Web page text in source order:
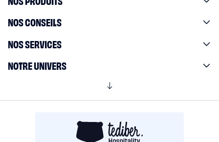
NOS CONSEILS
NOS SERVICES
NOTRE UNIVERS